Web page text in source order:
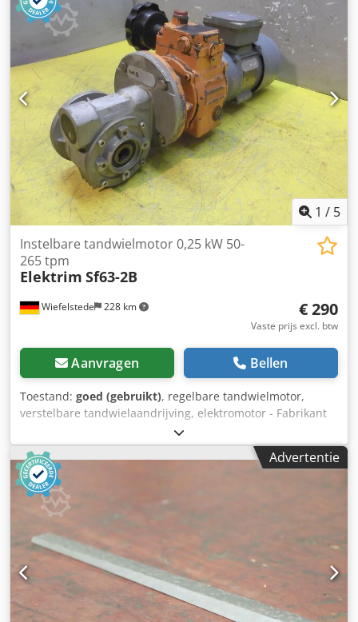
1 / 5
Wiefelstede 228 km
Instelbare tandwielmotor 0,25 kW 50-
265 tpm
Elektrim Sf63-2B
€ 290
Vaste prijs excl. btw
Aanvragen Bellen
Toestand: goed (gebruikt), regelbare tandwielmotor,
verstelbare tandwielaandrijving, elektromotor - Fabrikant
tandwielkast: Ercole Marcelli Type: MVF44/F - Fabrikant
motor: Elektrim Type: Sf63-2B - Motorvermogen: 0,25 kW -
Toerentalbereik: 50–265 tpm - Motor: regelbaar Dkjdpfx
Anocwuwdsmor - Bouwvorm: B5 holle as - Aandrijfas: Ø 18
mm - Aantal: 1 stuk beschikbaar - Afmetingen:
440/175/H190 mm - Gewicht: 11,4 kg
Advertentie